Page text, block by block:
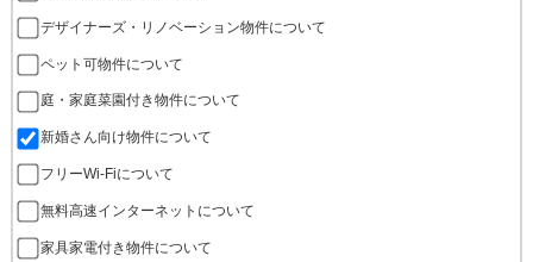
デザイナーズ・リノベーション物件について
ペット可物件について
庭・家庭菜園付き物件について
新婚さん向け物件について
フリーWi-Fiについて
無料高速インターネットについて
家具家電付き物件について